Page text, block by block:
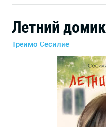
Летний домик
Треймо Сесилие